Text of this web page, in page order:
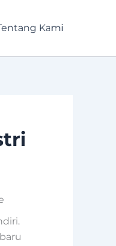
Kami